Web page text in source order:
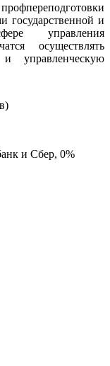
государственной и
управления
осуществлять
управленческую
и Сбер, 0%